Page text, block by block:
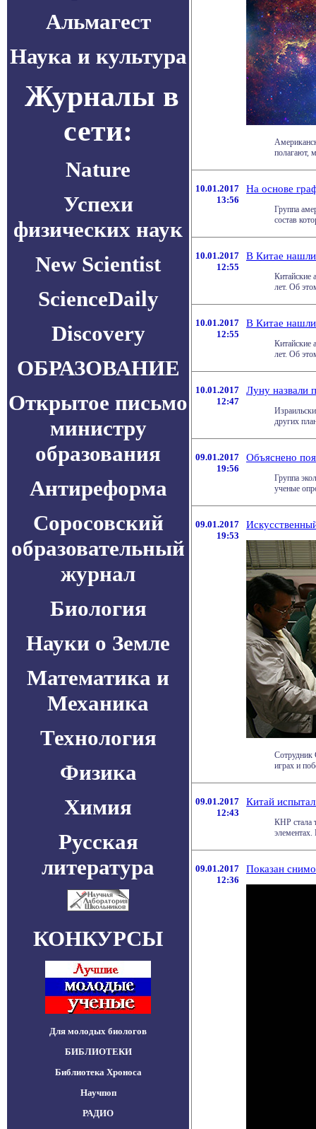
Альмагест
Наука и культура
Журналы в
сети:
Nature
Успехи
физических наук
New Scientist
ScienceDaily
Discovery
ОБРАЗОВАНИЕ
Открытое письмо
министру
образования
Антиреформа
Соросовский
образовательный
журнал
Биология
Науки о Земле
Математика и
Механика
Технология
Физика
Химия
Русская
литература
КОНКУРСЫ
Для молодых биологов
БИБЛИОТЕКИ
Библиотека Хроноса
Научпоп
РАДИО
полагают,
10.01.2017
13:56
На основе
Группа
состав
10.01.2017
12:55
В Китае
Китайские
лет. Об
10.01.2017
12:55
В Китае
Китайские
лет. Об
10.01.2017
12:47
Луну назвали
других
09.01.2017
19:56
Объяснено
Группа
ученые
09.01.2017
19:53
Сотрудник
играх и
09.01.2017
12:43
Китай
КНР стала
09.01.2017
12:36
Показан